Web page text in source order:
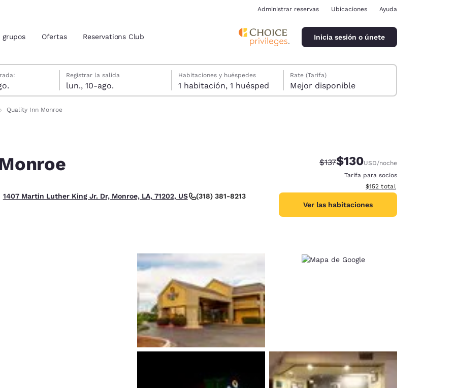
actuales
Latin America Canada
España
Español
France
English
Administrar reservas Ubicaciones Ayuda
grupos Ofertas Reservations Club Inicia sesión o únete
Registrar la salida
lun., 10-ago.
fecha de check-out seleccionada
fecha de check-in seleccionada
Habitaciones y huéspedes
1 habitación, 1 huésped
Rate (Tarifa)
Mejor disponible
Quality Inn Monroe
1407 Martin Luther King Jr. Dr, Monroe, LA, 71202, US (318) 381-8213
Precio tachado:
$137Precio con descuento:
$130USD/noche
Tarifa para socios
Ver detalles del total
$152 total
Ver las habitaciones